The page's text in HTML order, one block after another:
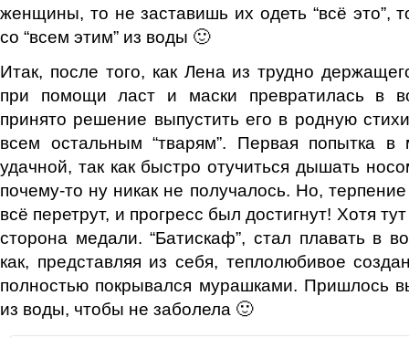
женщины, то не заставишь их одеть “всё это”,
со “всем этим” из воды 🙂
Итак, после того, как Лена из трудно
при помощи ласт и маски превратилась в
принято решение выпустить его в родную
всем остальным “тварям”. Первая попытка
удачной, так как быстро отучиться дышать
почему-то ну никак не получалось. Но,
всё перетрут, и прогресс был достигнут! Хотя
сторона медали. “Батискаф”, стал плавать в
как, представляя из себя, теплолюбивое
полностью покрывался мурашками. Пришлось
из воды, чтобы не заболела 🙂